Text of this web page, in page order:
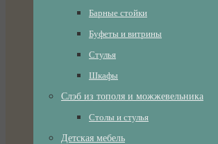
Барные стойки
Буфеты и витрины
Стулья
Шкафы
Слэб из тополя и можжевельника
Столы и стулья
Детская мебель